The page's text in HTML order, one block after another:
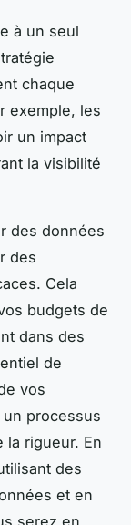
à un seul
chaque
exemple, les
un impact
la visibilité
des données
des
Cela
budgets de
dans des
de
vos
processus
la rigueur. En
des
et en
serez en